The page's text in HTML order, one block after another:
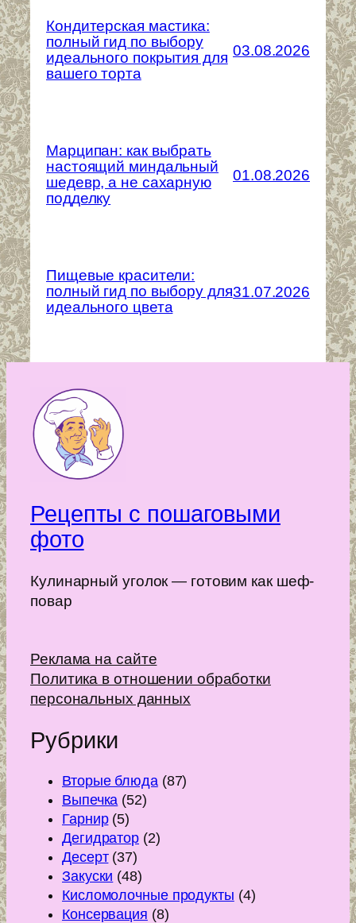
Кондитерская мастика:
полный гид по выбору
идеального покрытия для
вашего торта
03.08.2026
Марципан: как выбрать
настоящий миндальный
шедевр, а не сахарную
подделку
01.08.2026
Пищевые красители:
полный гид по выбору для
идеального цвета
31.07.2026
Рецепты с пошаговыми
фото
Кулинарный уголок — готовим как шеф-
повар
Реклама на сайте
Политика в отношении обработки
персональных данных
Рубрики
Вторые блюда(87)
Выпечка (52)
Гарнир(5)
Дегидратор (2)
Десерт(37)
Закуски (48)
Кисломолочные продукты (4)
Консервация (8)